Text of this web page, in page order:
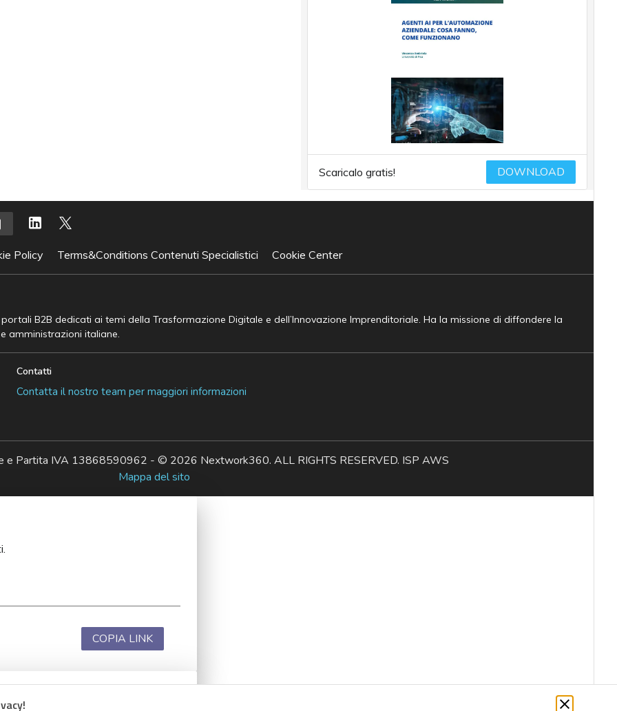
Scaricalo gratis! DOWNLOAD
Policy Terms&Conditions Contenuti Specialistici Cookie Center
B2B dedicati ai temi della Trasformazione Digitale e dell’Innovazione Imprenditoriale. Ha la missione di diffondere la
amministrazioni italiane.
Contatti
Contatta il nostro team per maggiori informazioni
e Partita IVA 13868590962 - © 2026 Nextwork360. ALL RIGHTS RESERVED. ISP AWS
Mappa del sito
COPIA LINK